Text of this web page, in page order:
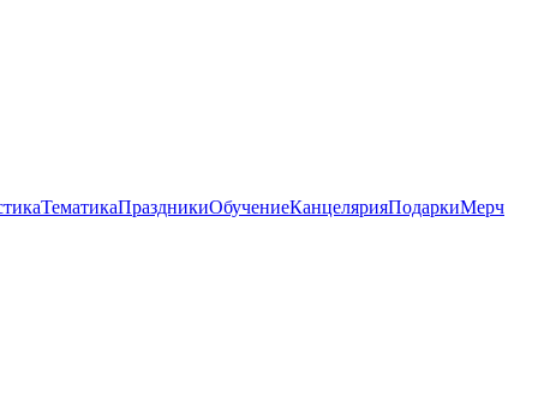
ТематикаПраздникиОбучениеКанцелярияПодаркиМерч